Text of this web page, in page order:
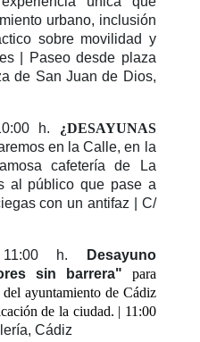
urbano, inclusión
sobre movilidad y
| Paseo desde plaza
de San Juan de Dios,
h. ¿DESAYUNAS
en la Calle, en la
cafetería de La
al público que pase a
con un antifaz | C/
11:00 h.
Desayuno
sin barrera"
para
ayuntamiento de Cádiz
de la ciudad. | 11:00
Cádiz